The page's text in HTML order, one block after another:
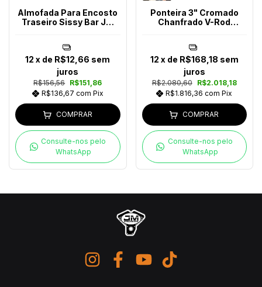
Almofada Para Encosto
Traseiro Sissy Bar JM
R$156,56 R$151,86
R$136,67 com Pix
12 x de R$12,66 sem
juros
COMPRAR
Consulte-nos pelo
WhatsApp
Ponteira 3" Cromado
Chanfrado V-Rod
R$2.080,60
R$2.018,18
R$1.816,36com Pix
12 x de R$168,18 sem
juros
COMPRAR
Consulte-nos pelo
WhatsApp